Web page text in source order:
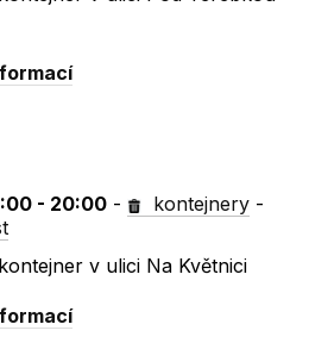
- 20:00 - kontejnery -
v ulici Na Květnici